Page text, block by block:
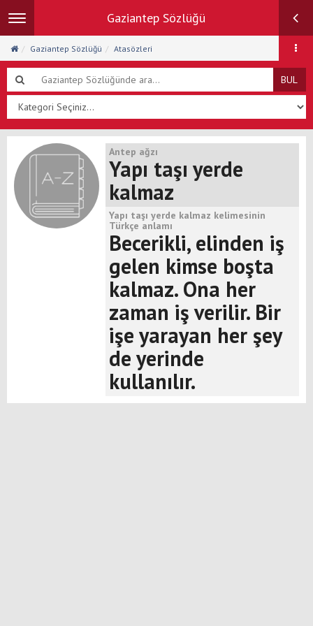
Toggle
navigation
Gaziantep Sözlüğü
Gaziantep Sözlüğü Atasözleri
BUL
Antep ağzı
Yapı taşı yerde
kalmaz
Yapı taşı yerde kalmaz kelimesinin
Türkçe anlamı
Becerikli, elinden iş
gelen kimse boşta
kalmaz. Ona her
zaman iş verilir. Bir
işe yarayan her şey
de yerinde
kullanılır.